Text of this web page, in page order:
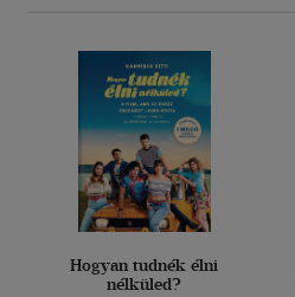
Hogyan tudnék élni
nélküled?